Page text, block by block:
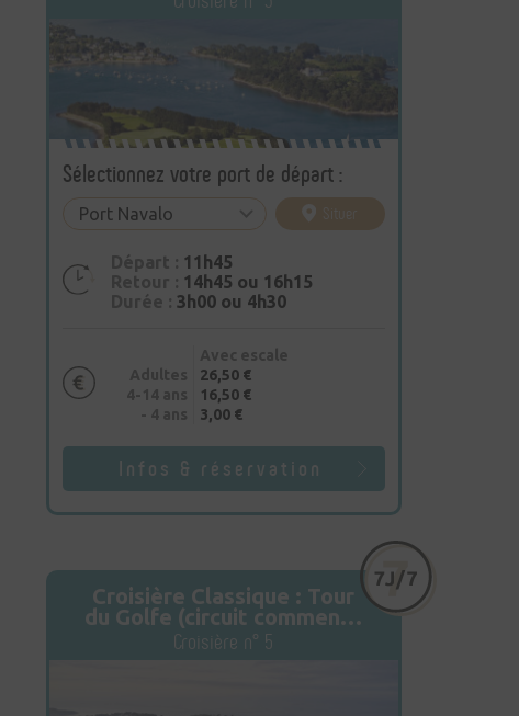
Sélectionnez votre port de départ :
Départ : 11h45
Retour : 14h45 ou 16h15
Durée : 3h00 ou 4h30
Adultes
4-14 ans
- 4 ans
Avec escale
26,50 €
16,50 €
3,00 €
Infos & réservation
Croisière Classique : Tour
du Golfe (circuit commenté
de 32 km)
Croisière n° 5